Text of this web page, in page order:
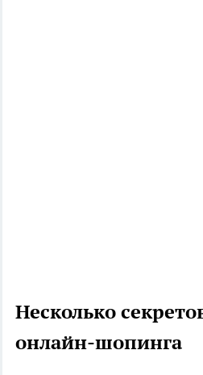
Несколько
онлайн-шопинга